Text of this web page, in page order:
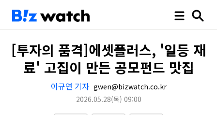
[투자의 품격]에셋플러스, '일등 재
료' 고집이 만든 공모펀드 맛집
이규연 기자 gwen@bizwatch.co.kr
2026.05.28(목) 09:00